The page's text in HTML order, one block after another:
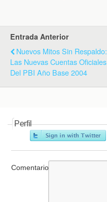
Entrada Anterior
Nuevos Mitos Sin Respaldo:
Las Nuevas Cuentas Oficiales
Del PBI Año Base 2004
Perfil
Comentario